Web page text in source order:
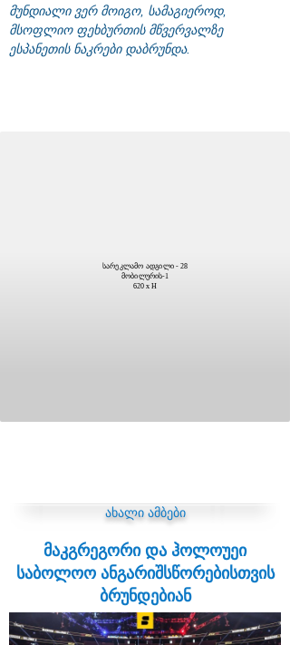
მუნდიალი ვერ მოიგო, სამაგიეროდ,
მსოფლიო ფეხბურთის მწვერვალზე
ესპანეთის ნაკრები დაბრუნდა.
სარეკლამო ადგილი - 28
მობილურის-1
620 x H
ახალი ამბები
მაკგრეგორი და ჰოლოუეი
საბოლოო ანგარიშსწორებისთვის
ბრუნდებიან